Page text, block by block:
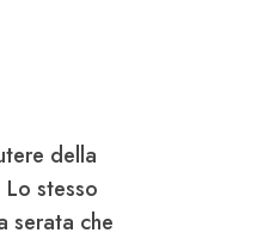
della
Lo stesso
serata che